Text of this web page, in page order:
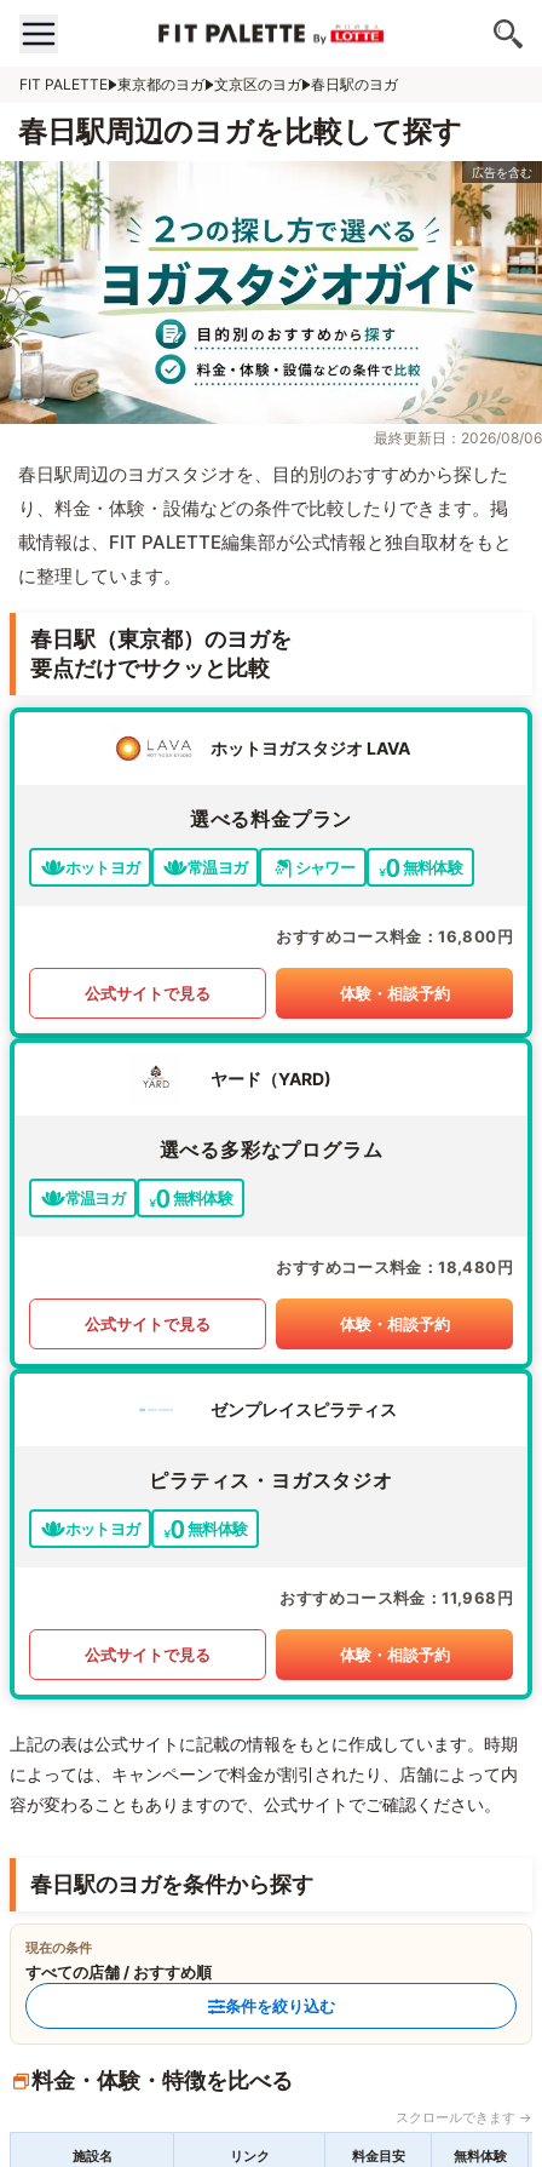
FIT PALETTE 東京都のヨガ 文京区のヨガ 春日駅のヨガ
春日駅周辺のヨガを比較して探す
最終更新日：2026/08/06
春日駅周辺のヨガスタジオを、目的別のおすすめから探した
り、料金・体験・設備などの条件で比較したりできます。掲
載情報は、FIT PALETTE編集部が公式情報と独自取材をもと
に整理しています。
春日駅（東京都）のヨガを
要点だけでサクッと比較
ホットヨガスタジオ LAVA
選べる料金プラン
ホットヨガ 常温ヨガ シャワー 無料体験
おすすめコース料金 16,800円
公式サイトで見る 体験・相談予約
ヤード（YARD)
選べる多彩なプログラム
常温ヨガ 無料体験
おすすめコース料金 18,480円
公式サイトで見る 体験・相談予約
ゼンプレイスピラティス
ピラティス・ヨガスタジオ
ホットヨガ 無料体験
おすすめコース料金 11,968円
公式サイトで見る 体験・相談予約
上記の表は公式サイトに記載の情報をもとに作成しています。時期
によっては、キャンペーンで料金が割引されたり、店舗によって内
容が変わることもありますので、公式サイトでご確認ください。
春日駅のヨガを条件から探す
現在の条件
すべての店舗 / おすすめ順
条件を絞り込む
料金・体験・特徴を比べる
スクロールできます →
施設名 リンク 料金目安 無料体験